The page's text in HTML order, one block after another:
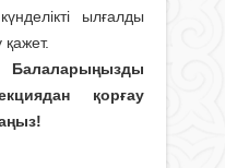
ылғалды
Балаларыңызды
қорғау